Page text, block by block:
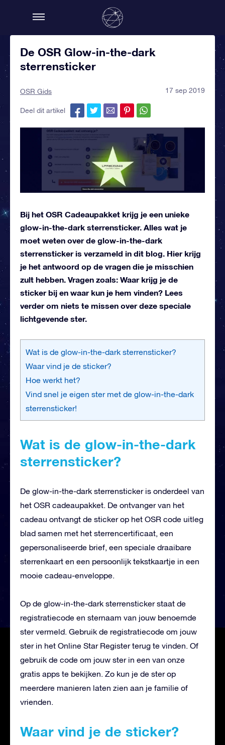
De OSR Glow-in-the-dark
sterrensticker
OSR Gids 17 sep 2019
Deel dit artikel
Bij het OSR Cadeaupakket krijg je een unieke
glow-in-the-dark sterrensticker. Alles wat je
moet weten over de glow-in-the-dark
sterrensticker is verzameld in dit blog. Hier krijg
je het antwoord op de vragen die je misschien
zult hebben. Vragen zoals: Waar krijg je de
sticker bij en waar kun je hem vinden? Lees
verder om niets te missen over deze speciale
lichtgevende ster.
Wat is de glow-in-the-dark sterrensticker?
Waar vind je de sticker?
Hoe werkt het?
Vind snel je eigen ster met de glow-in-the-dark
sterrensticker!
Wat is de glow-in-the-dark
sterrensticker?
De glow-in-the-dark sterrensticker is onderdeel van
het OSR cadeaupakket. De ontvanger van het
cadeau ontvangt de sticker op het OSR code uitleg
blad samen met het sterrencertificaat, een
gepersonaliseerde brief, een speciale draaibare
sterrenkaart en een persoonlijk tekstkaartje in een
mooie cadeau-enveloppe.
Op de glow-in-the-dark sterrensticker staat de
registratiecode en sternaam van jouw benoemde
ster vermeld. Gebruik de registratiecode om jouw
ster in het Online Star Register terug te vinden. Of
gebruik de code om jouw ster in een van onze
gratis apps te bekijken. Zo kun je de ster op
meerdere manieren laten zien aan je familie of
vrienden.
Waar vind je de sticker?